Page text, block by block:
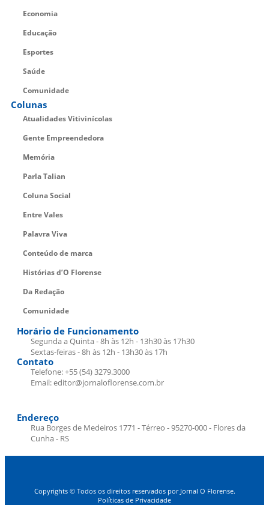
Economia
Educação
Esportes
Saúde
Comunidade
Colunas
Atualidades Vitivinícolas
Gente Empreendedora
Memória
Parla Talian
Coluna Social
Entre Vales
Palavra Viva
Conteúdo de marca
Histórias d’O Florense
Da Redação
Comunidade
Horário de Funcionamento
Segunda a Quinta - 8h às 12h - 13h30 às 17h30
Sextas-feiras - 8h às 12h - 13h30 às 17h
Contato
Telefone: +55 (54) 3279.3000
Email: editor@jornaloflorense.com.br
Endereço
Rua Borges de Medeiros 1771 - Térreo - 95270-000 - Flores da
Cunha - RS
Copyrights © Todos os direitos reservados por Jornal O Florense.
Políticas de Privacidade